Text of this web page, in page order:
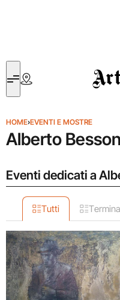
HOME›EVENTI E MOSTRE
Alberto Besson
Eventi dedicati a
Tutti